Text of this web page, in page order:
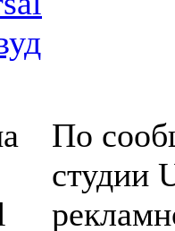
По
студии